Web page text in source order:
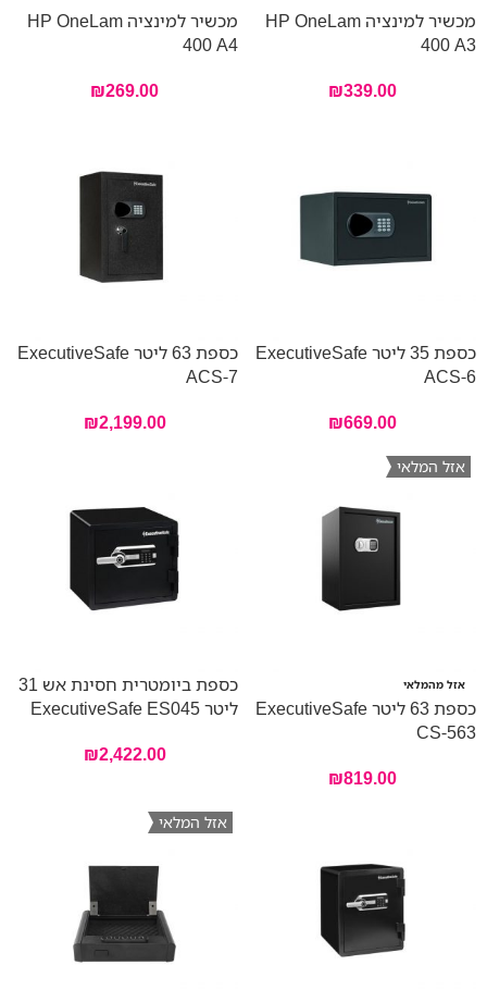
מכשיר למינציה HP OneLam
400 A3
₪339.00
מכשיר למינציה HP OneLam
400 A4
₪269.00
כספת 35 ליטר ExecutiveSafe
ACS-6
₪669.00
כספת 63 ליטר ExecutiveSafe
ACS-7
₪2,199.00
אזל המלאי
אזל מהמלאי
כספת 63 ליטר ExecutiveSafe
CS-563
₪819.00
כספת ביומטרית חסינת אש 31
ליטר ExecutiveSafe ES045
₪2,422.00
אזל המלאי